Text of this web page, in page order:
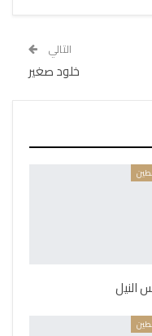
التالي
خلود صغير
النيل